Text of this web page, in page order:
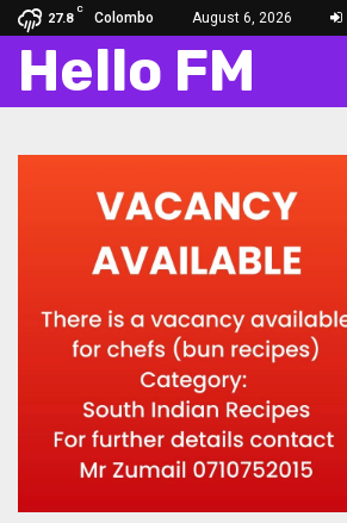
27.8
C
Colombo August 6, 2026
Hello FM